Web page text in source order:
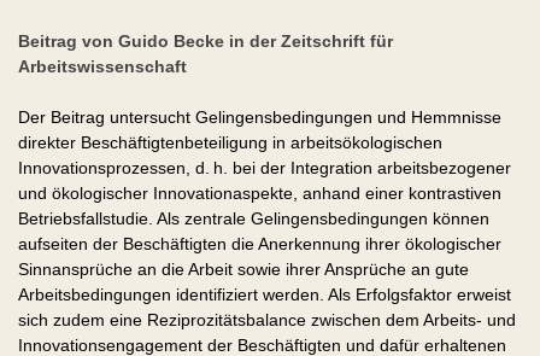
Beitrag von Guido Becke in der Zeitschrift für
Arbeitswissenschaft
Der Beitrag untersucht Gelingensbedingungen und Hemmnisse
direkter Beschäftigtenbeteiligung in arbeitsökologischen
Innovationsprozessen, d. h. bei der Integration arbeitsbezogener
und ökologischer Innovationaspekte, anhand einer kontrastiven
Betriebsfallstudie. Als zentrale Gelingensbedingungen können
aufseiten der Beschäftigten die Anerkennung ihrer ökologischer
Sinnansprüche an die Arbeit sowie ihrer Ansprüche an gute
Arbeitsbedingungen identifiziert werden. Als Erfolgsfaktor erweist
sich zudem eine Reziprozitätsbalance zwischen dem Arbeits- und
Innovationsengagement der Beschäftigten und dafür erhaltenen